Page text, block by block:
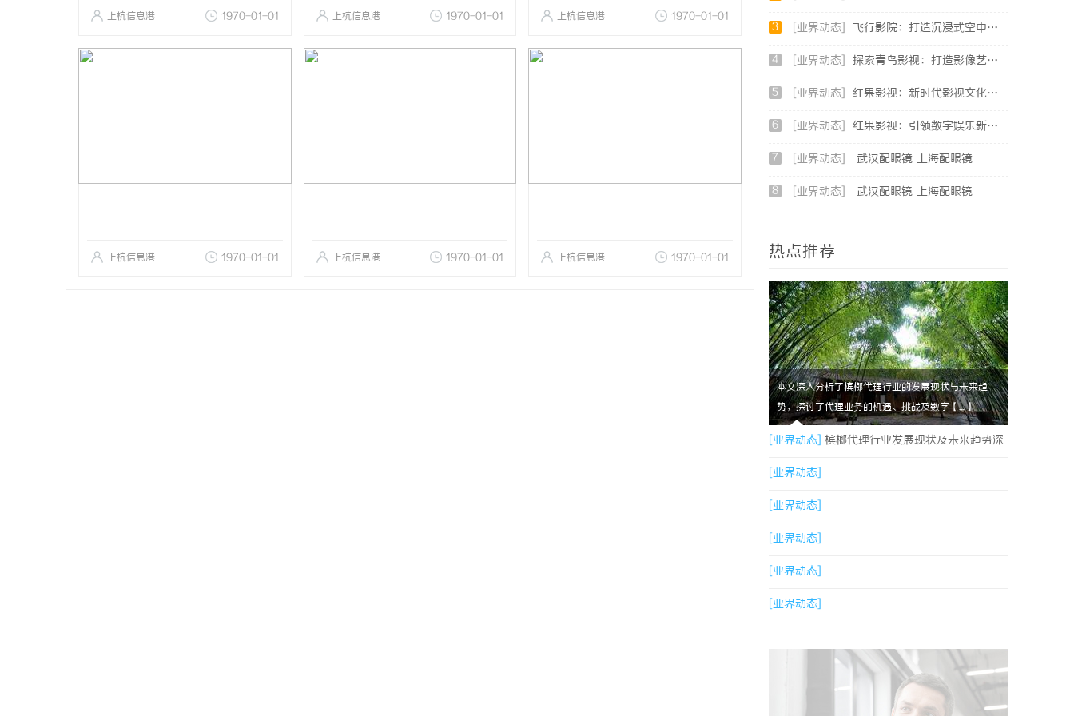
上杭信息港 1970-01-01 上杭信息港 1970-01-01 上杭信息港 1970-01-01
上杭信息港 1970-01-01 上杭信息港 1970-01-01 上杭信息港 1970-01-01
3 [业界动态] 飞行影院：打造沉浸式空中观影体验的新革命
4 [业界动态] 探索青鸟影视：打造影像艺术的全新体验与未来发展
5 [业界动态] 红果影视：新时代影视文化发展的创新引擎与力量
6 [业界动态] 红果影视：引领数字娱乐新时代的创新典范
7 [业界动态] 武汉配眼镜 上海配眼镜
8 [业界动态] 武汉配眼镜 上海配眼镜
热点推荐
本文深入分析了槟榔代理行业的发展现状与未来趋
势，探讨了代理业务的机遇、挑战及数字【....】
[业界动态] 槟榔代理行业发展现状及未来趋势深
度解析
[业界动态]
[业界动态]
[业界动态]
[业界动态]
[业界动态]